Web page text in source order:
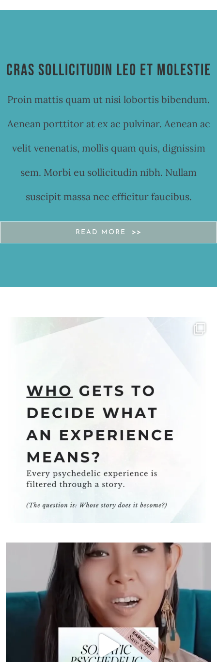
Cras sollicitudin leo et molestie
Proin mattis quam ut nisi lobortis bibendum.
Aenean porttitor at ex ac pulvinar. Aenean ac
velit venenatis, mollis quam quis, dignissim
sem. Morbi eu sollicitudin nibh. Nullam
suscipit massa nec efficitur faucibus.
READ MORE